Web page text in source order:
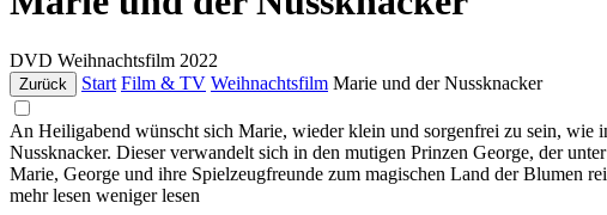
DVD Weihnachtsfilm 2022
Zurück Start Film & TV Weihnachtsfilm Marie und der Nussknacker
An Heiligabend wünscht sich Marie, wieder klein und sorgenfrei zu sein,
Nussknacker. Dieser verwandelt sich in den mutigen Prinzen George, der
Marie, George und ihre Spielzeugfreunde zum magischen Land der Blumen
mehr lesen weniger lesen